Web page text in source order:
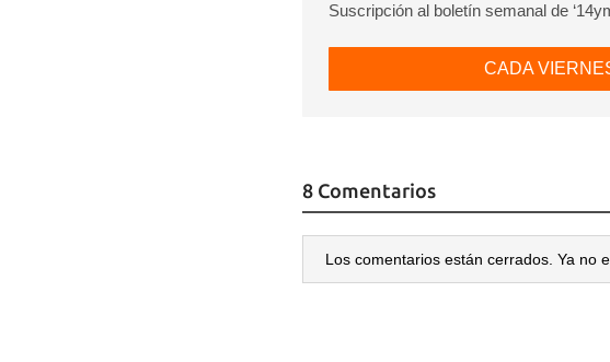
Suscripción al boletín semanal de
CADA
8 Comentarios
Los comentarios están cerrados. Ya no